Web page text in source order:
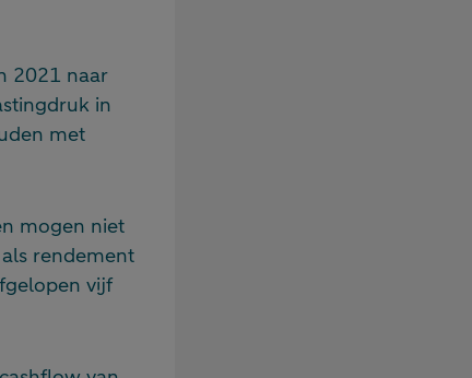
2021 naar
in
met
mogen niet
rendement
vijf